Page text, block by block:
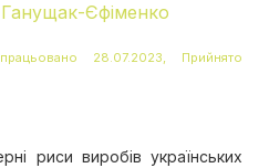
Єфіменко
28.07.2023, Прийнято
риси виробів українських